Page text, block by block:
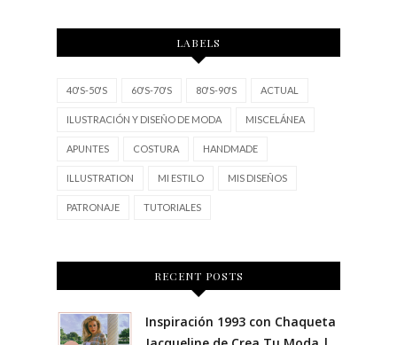
LABELS
40'S-50'S 60'S-70'S 80'S-90'S ACTUAL
ILUSTRACIÓN Y DISEÑO DE MODA MISCELÁNEA
APUNTES COSTURA HANDMADE
ILLUSTRATION MI ESTILO MIS DISEÑOS
PATRONAJE TUTORIALES
RECENT POSTS
Inspiración 1993 con Chaqueta